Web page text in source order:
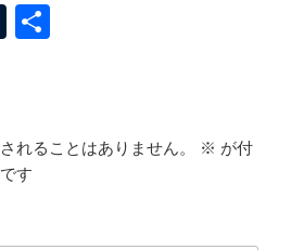
T
rれることはありません。 ※ が付
す